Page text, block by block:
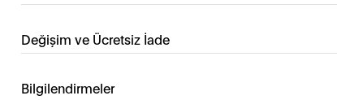
Değişim ve Ücretsiz İade
Bilgilendirmeler